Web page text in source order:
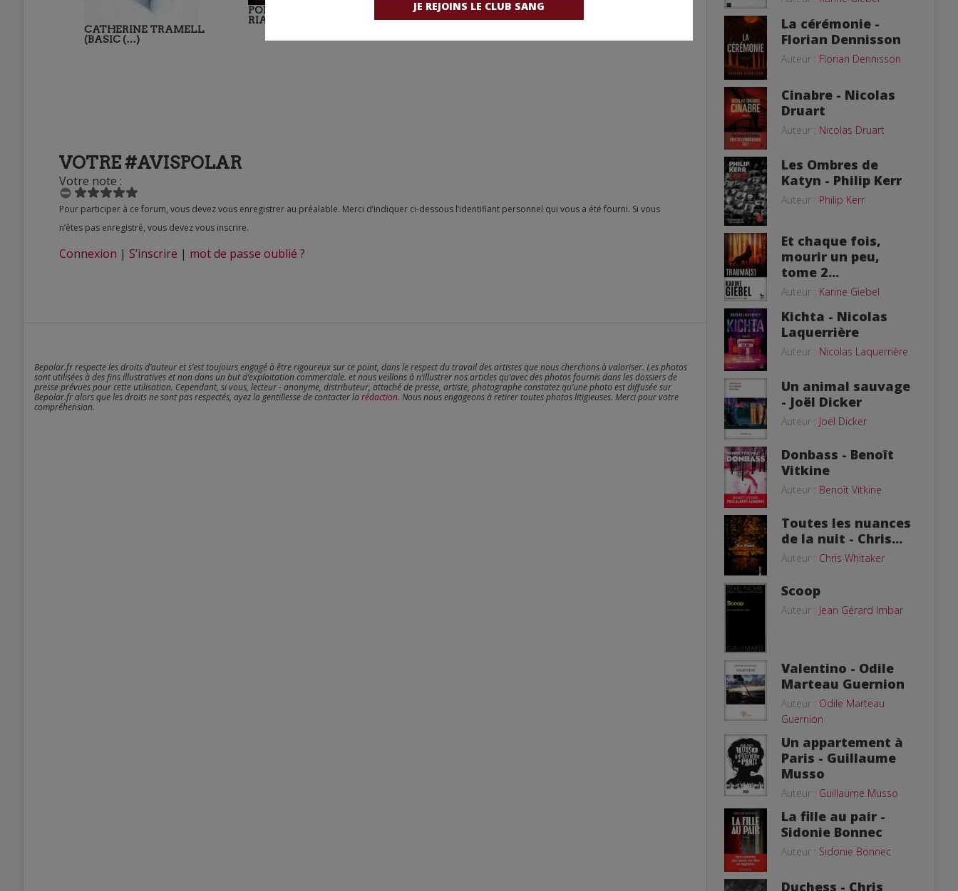
JE REJOINS LE CLUB SANG
CATHERINE TRAMELL
(BASIC (…)
PODCAST : SIMON
RIAUX NOUS (…)
VOTRE #AVISPOLAR
Votre note :
Pour participer à ce forum, vous devez vous enregistrer au préalable. Merci d’indiquer ci-dessous l’identifiant personnel qui vous a été fourni. Si vous
n’êtes pas enregistré, vous devez vous inscrire.
Connexion | S’inscrire | mot de passe oublié ?
Bepolar.fr respecte les droits d’auteur et s’est toujours engagé à être rigoureux sur ce point, dans le respect du travail des artistes que nous cherchons à valoriser. Les photos
sont utilisées à des fins illustratives et non dans un but d’exploitation commerciale. et nous veillons à n’illustrer nos articles qu’avec des photos fournis dans les dossiers de
presse prévues pour cette utilisation. Cependant, si vous, lecteur - anonyme, distributeur, attaché de presse, artiste, photographe constatez qu’une photo est diffusée sur
Bepolar.fr alors que les droits ne sont pas respectés, ayez la gentillesse de contacter larédaction. Nous nous engageons à retirer toutes photos litigieuses. Merci pour votre
compréhension.
La cérémonie -
Florian Dennisson
Auteur : Florian Dennisson
Cinabre - Nicolas
Druart
Auteur : Nicolas Druart
Les Ombres de
Katyn - Philip Kerr
Auteur : Philip Kerr
Et chaque fois,
mourir un peu,
tome 2...
Auteur : Karine Giebel
Kichta - Nicolas
Laquerrière
Auteur : Nicolas Laquerrière
Un animal sauvage
- Joël Dicker
Auteur : Joël Dicker
Donbass - Benoît
Vitkine
Auteur : Benoît Vitkine
Toutes les nuances
de la nuit - Chris...
Auteur : Chris Whitaker
Scoop
Auteur : Jean Gérard Imbar
Valentino - Odile
Marteau Guernion
Auteur : Odile Marteau
Guernion
Un appartement à
Paris - Guillaume
Musso
Auteur : Guillaume Musso
La fille au pair -
Sidonie Bonnec
Auteur : Sidonie Bonnec
Duchess - Chris